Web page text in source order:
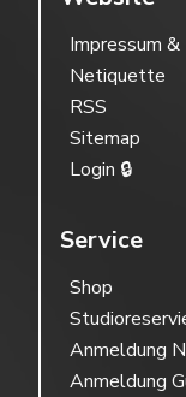
Impressum
Netiquette
RSS
Sitemap
Login 🔒
Service
Shop
Anmeldung
Anmeldung